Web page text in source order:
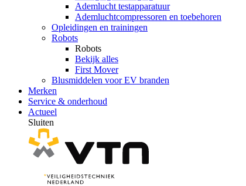
Ademlucht testapparatuur
Ademluchtcompressoren en toebehoren
Opleidingen en trainingen
Robots
Robots
Bekijk alles
First Mover
Blusmiddelen voor EV branden
Merken
Service & onderhoud
Actueel
Sluiten